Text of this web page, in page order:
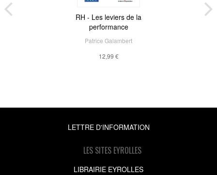
RH - Les leviers de la
performance
Patrice Galambert
12,99 €
LETTRE D'INFORMATION
LES SITES EYROLLES
LIBRAIRIE EYROLLES